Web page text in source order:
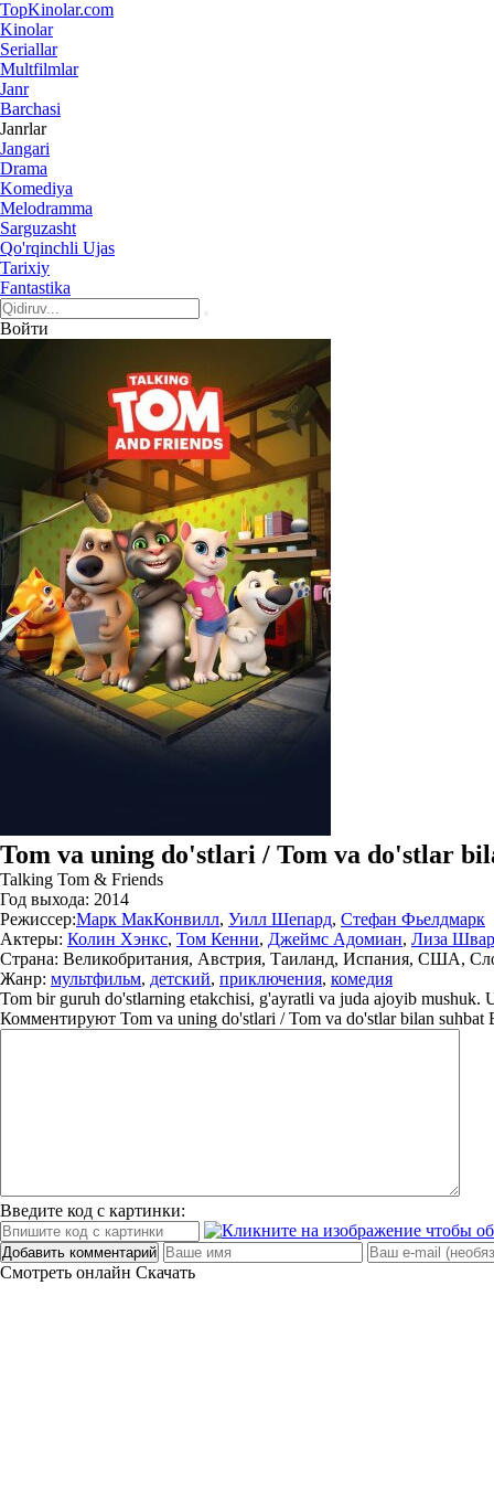
TopKinolar.com
Kinolar
Seriallar
Multfilmlar
Janr
Barchasi
Janrlar
Jangari
Drama
Komediya
Melodramma
Sarguzasht
Qo'rqinchli Ujas
Tarixiy
Fantastika
Войти
Tom va uning do'stlari / Tom va do'stlar
Talking Tom & Friends
Год выхода: 2014
Режиссер:Марк МакКонвилл, Уилл Шепард, Стефан Фьелдмарк
Актеры: Колин Хэнкс, Том Кенни, Джеймс Адомиан, Лиза
Страна: Великобритания, Австрия, Таиланд, Испания, США,
Жанр: мультфильм, детский, приключения, комедия
Tom bir guruh do'stlarning etakchisi, g'ayratli va juda ajoyib
Комментируют Tom va uning do'stlari / Tom va do'stlar bilan suhbat
Введите код с картинки:
Добавить комментарий
Смотреть онлайн Скачать